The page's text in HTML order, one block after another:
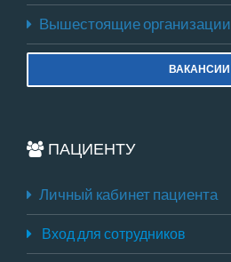
Вышестоящие организации
ВАКАНСИИ
ПАЦИЕНТУ
Личный кабинет пациента
Вход для сотрудников